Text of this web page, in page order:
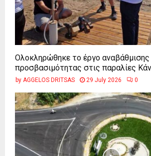
Ολοκληρώθηκε το έργο αναβάθμισης
προσβασιμότητας στις παραλίες
by AGGELOS DRITSAS 29 July 2026 0